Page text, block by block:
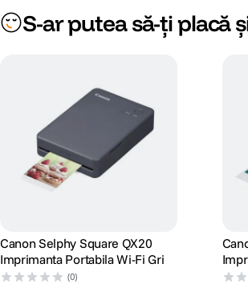
S-ar putea să-ți placă
Canon Selphy Square QX20
Imprimanta Portabila Wi-Fi Gri
(0)